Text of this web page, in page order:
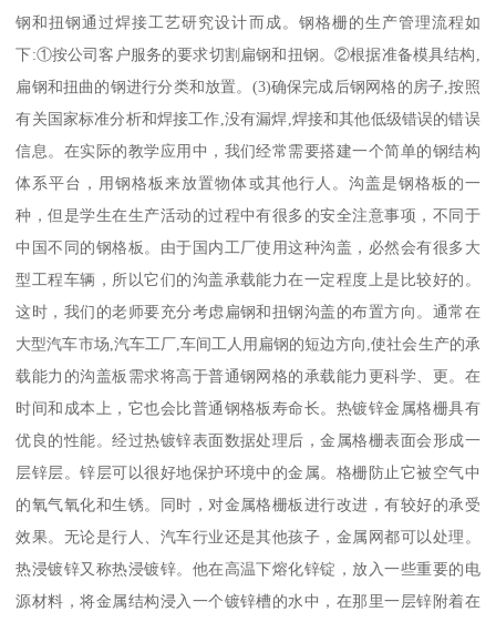
钢和扭钢通过焊接工艺研究设计而成。钢格栅的生产管理流程如
下:①按公司客户服务的要求切割扁钢和扭钢。②根据准备模具结构,
扁钢和扭曲的钢进行分类和放置。(3)确保完成后钢网格的房子,按照
有关国家标准分析和焊接工作,没有漏焊,焊接和其他低级错误的错误
信息。在实际的教学应用中，我们经常需要搭建一个简单的钢结构
体系平台，用钢格板来放置物体或其他行人。沟盖是钢格板的一
种，但是学生在生产活动的过程中有很多的安全注意事项，不同于
中国不同的钢格板。由于国内工厂使用这种沟盖，必然会有很多大
型工程车辆，所以它们的沟盖承载能力在一定程度上是比较好的。
这时，我们的老师要充分考虑扁钢和扭钢沟盖的布置方向。通常在
大型汽车市场,汽车工厂,车间工人用扁钢的短边方向,使社会生产的承
载能力的沟盖板需求将高于普通钢网格的承载能力更科学、更。在
时间和成本上，它也会比普通钢格板寿命长。热镀锌金属格栅具有
优良的性能。经过热镀锌表面数据处理后，金属格栅表面会形成一
层锌层。锌层可以很好地保护环境中的金属。格栅防止它被空气中
的氧气氧化和生锈。同时，对金属格栅板进行改进，有较好的承受
效果。无论是行人、汽车行业还是其他孩子，金属网都可以处理。
热浸镀锌又称热浸镀锌。他在高温下熔化锌锭，放入一些重要的电
源材料，将金属结构浸入一个镀锌槽的水中，在那里一层锌附着在